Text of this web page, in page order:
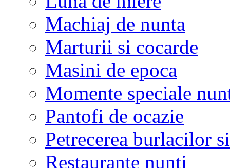
Machiaj de nunta
Marturii si cocarde
Masini de epoca
Momente speciale
Pantofi de ocazie
Petrecerea burlacilor
Restaurante nunti